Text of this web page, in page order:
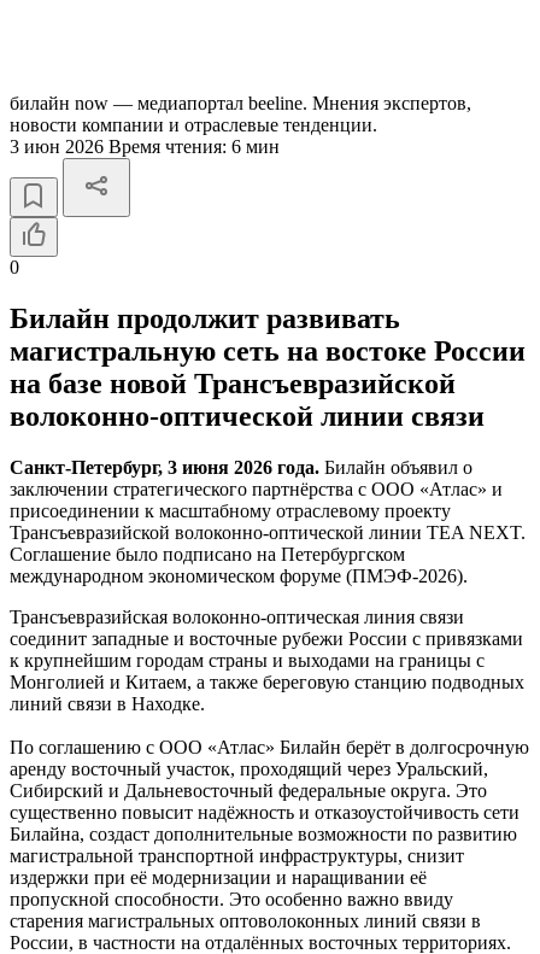
билайн now — медиапортал beeline. Мнения экспертов,
новости компании и отраслевые тенденции.
3 июн 2026 Время чтения: 6 мин
0
Билайн продолжит развивать
магистральную сеть на востоке России
на базе новой Трансъевразийской
волоконно-оптической линии связи
Санкт-Петербург, 3 июня 2026 года. Билайн объявил о
заключении стратегического партнёрства с ООО «Атлас» и
присоединении к масштабному отраслевому проекту
Трансъевразийской волоконно-оптической линии TEA NEXT.
Соглашение было подписано на Петербургском
международном экономическом форуме (ПМЭФ-2026).
Трансъевразийская волоконно-оптическая линия связи
соединит западные и восточные рубежи России с привязками
к крупнейшим городам страны и выходами на границы с
Монголией и Китаем, а также береговую станцию подводных
линий связи в Находке.
По соглашению с ООО «Атлас» Билайн берёт в долгосрочную
аренду восточный участок, проходящий через Уральский,
Сибирский и Дальневосточный федеральные округа. Это
существенно повысит надёжность и отказоустойчивость сети
Билайна, создаст дополнительные возможности по развитию
магистральной транспортной инфраструктуры, снизит
издержки при её модернизации и наращивании её
пропускной способности. Это особенно важно ввиду
старения магистральных оптоволоконных линий связи в
России, в частности на отдалённых восточных территориях.